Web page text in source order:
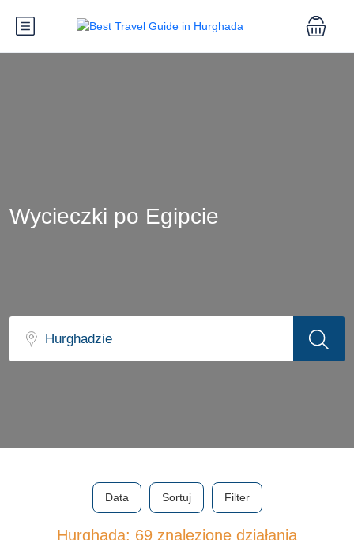
Wycieczki po Egipcie
Data Sortuj Filter
Hurghada: 69 znalezione działania